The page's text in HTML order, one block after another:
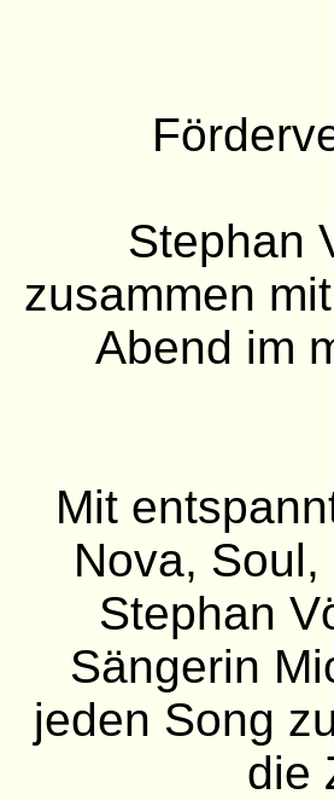
Stephan
zusammen
Abend im
Mit
Nova,
Stephan
Sängerin
jeden Song
die